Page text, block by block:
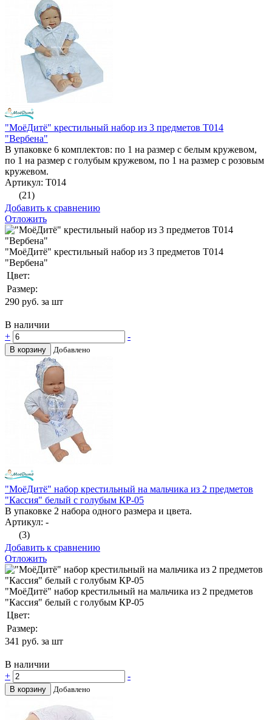
"МоёДитё" крестильный набор из 3 предметов Т014
"Вербена"
В упаковке 6 комплектов: по 1 на размер с белым кружевом,
по 1 на размер с голубым кружевом, по 1 на размер с розовым
кружевом.
Артикул: Т014
(21)
Добавить к сравнению
Отложить
"МоёДитё" крестильный набор из 3 предметов Т014
"Вербена"
Цвет:
Размер:
290 руб. за шт
В наличии
+
-
В корзину Добавлено
"МоёДитё" набор крестильный на мальчика из 2 предметов
"Кассия" белый с голубым КР-05
В упаковке 2 набора одного размера и цвета.
Артикул: -
(3)
Добавить к сравнению
Отложить
"МоёДитё" набор крестильный на мальчика из 2 предметов
"Кассия" белый с голубым КР-05
Цвет:
Размер:
341 руб. за шт
В наличии
+
-
В корзину Добавлено